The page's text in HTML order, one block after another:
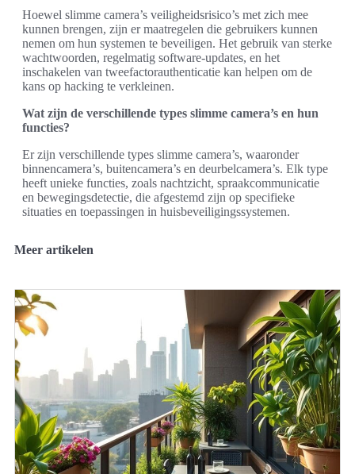
Hoewel slimme camera’s veiligheidsrisico’s met zich mee
kunnen brengen, zijn er maatregelen die gebruikers kunnen
nemen om hun systemen te beveiligen. Het gebruik van sterke
wachtwoorden, regelmatig software-updates, en het
inschakelen van tweefactorauthenticatie kan helpen om de
kans op hacking te verkleinen.
Wat zijn de verschillende types slimme camera’s en hun
functies?
Er zijn verschillende types slimme camera’s, waaronder
binnencamera’s, buitencamera’s en deurbelcamera’s. Elk type
heeft unieke functies, zoals nachtzicht, spraakcommunicatie
en bewegingsdetectie, die afgestemd zijn op specifieke
situaties en toepassingen in huisbeveiligingssystemen.
Meer artikelen